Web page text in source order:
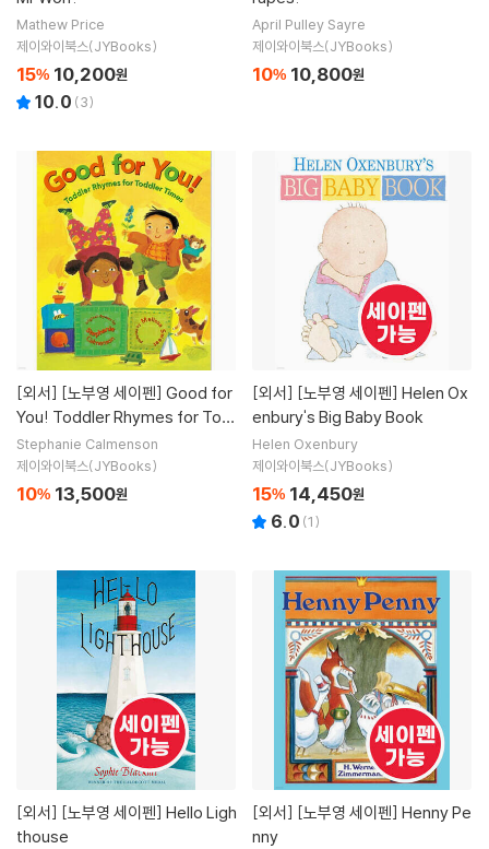
Mathew Price
제이와이북스(JYBooks)
15% 10,200원
10.0 (3)
April Pulley Sayre
제이와이북스(JYBooks)
10% 10,800원
[외서]
You! Toddler Rhymes for Tod
dler Times
Stephanie Calmenson
제이와이북스(JYBooks)
10% 13,500원
[외서]
enbury's Big Baby Book
Helen Oxenbury
제이와이북스(JYBooks)
15% 14,450원
6.0 (1)
[외서]
thouse
[외서]
nny